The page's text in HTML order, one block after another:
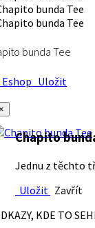
bunda Tee
Uložit
Chapito
Jednu z těchto
Uložit Zavřít
KDE TO